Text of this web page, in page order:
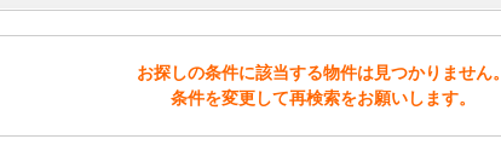
お探しの条件に該当する物件は見つかりません。
条件を変更して再検索をお願いします。